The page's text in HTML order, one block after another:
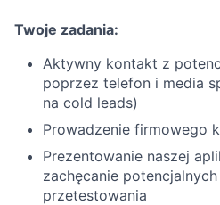
Twoje zadania:
Aktywny kontakt z
poprzez telefon i media
na cold leads)
Prowadzenie firmowego
Prezentowanie naszej
zachęcanie
przetestowania